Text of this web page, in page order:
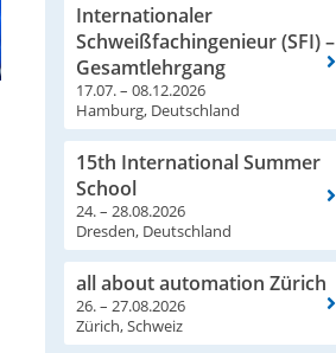
Internationaler
Schweißfachingenieur (SFI) –
Gesamtlehrgang
17.07. – 08.12.2026
Hamburg, Deutschland
15th International Summer
School
24. – 28.08.2026
Dresden, Deutschland
all about automation Zürich
26. – 27.08.2026
Zürich, Schweiz